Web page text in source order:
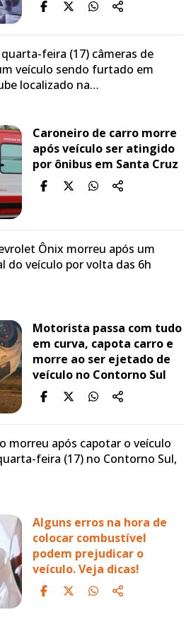
feira (17) câmeras de
veículo sendo furtado em
localizado na…
Caroneiro de carro morre
após veículo ser atingido
por ônibus em Santa Cruz
Ônix morreu após um
do veículo por volta das 6h
Motorista passa com tudo
em curva, capota carro e
morre ao ser ejetado de
veículo no Contorno Sul
morreu após capotar o veículo
feira (17) no Contorno Sul,
Alguns erros na hora de
colocar combustível
podem prejudicar o
veículo. Veja dicas!